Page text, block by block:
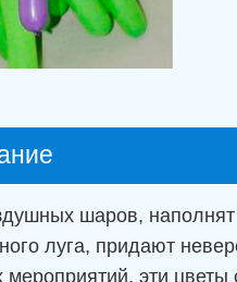
шаров,
луга, придают
мероприятий, эти